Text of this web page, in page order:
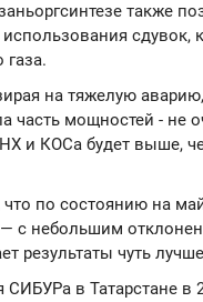
также
сдувок,
газа.
на тяжелую
мощностей - не
и КОСа будет выше,
по состоянию на
с небольшим
результаты чуть
СИБУРа в Татарстане в